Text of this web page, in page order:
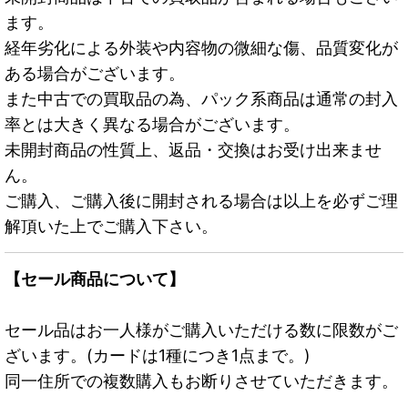
ます。
経年劣化による外装や内容物の微細な傷、品質変化が
ある場合がございます。
また中古での買取品の為、パック系商品は通常の封入
率とは大きく異なる場合がございます。
未開封商品の性質上、返品・交換はお受け出来ませ
ん。
ご購入、ご購入後に開封される場合は以上を必ずご理
解頂いた上でご購入下さい。
【セール商品について】
セール品はお一人様がご購入いただける数に限数がご
ざいます。(カードは1種につき1点まで。)
同一住所での複数購入もお断りさせていただきます。